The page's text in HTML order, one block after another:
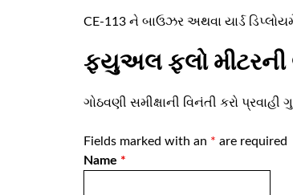
CE-113 ને બાઉઝર અથવા યાર્ડ
ફ્યુઅલ ફ્લો મીટરની
ગોઠવણી સમીક્ષાની વિનંતી કરો પ્રવાહી
Fields marked with an * are required
Name *